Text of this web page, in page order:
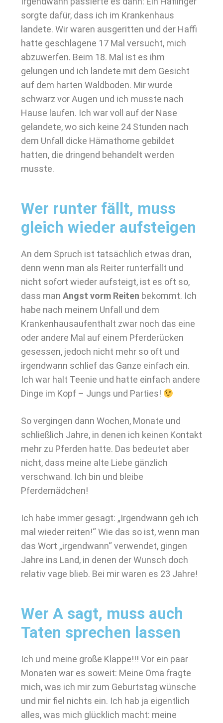
sorgte dafür, dass ich im Krankenhaus
landete. Wir waren ausgeritten und der Haffi
hatte geschlagene 17 Mal versucht, mich
abzuwerfen. Beim 18. Mal ist es ihm
gelungen und ich landete mit dem Gesicht
auf dem harten Waldboden. Mir wurde
schwarz vor Augen und ich musste nach
Hause laufen. Ich war voll auf der Nase
gelandete, wo sich keine 24 Stunden nach
dem Unfall dicke Hämathome gebildet
hatten, die dringend behandelt werden
musste.
Wer runter fällt, muss
gleich wieder aufsteigen
An dem Spruch ist tatsächlich etwas dran,
denn wenn man als Reiter runterfällt und
nicht sofort wieder aufsteigt, ist es oft so,
dass man Angst vorm Reiten bekommt. Ich
habe nach meinem Unfall und dem
Krankenhausaufenthalt zwar noch das eine
oder andere Mal auf einem Pferderücken
gesessen, jedoch nicht mehr so oft und
irgendwann schlief das Ganze einfach ein.
Ich war halt Teenie und hatte einfach andere
Dinge im Kopf – Jungs und Parties!
So vergingen dann Wochen, Monate und
schließlich Jahre, in denen ich keinen Kontakt
mehr zu Pferden hatte. Das bedeutet aber
nicht, dass meine alte Liebe gänzlich
verschwand. Ich bin und bleibe
Pferdemädchen!
Ich habe immer gesagt: „Irgendwann geh ich
mal wieder reiten!“ Wie das so ist, wenn man
das Wort „irgendwann“ verwendet, gingen
Jahre ins Land, in denen der Wunsch doch
relativ vage blieb. Bei mir waren es 23 Jahre!
Wer A sagt, muss auch
Taten sprechen lassen
Ich und meine große Klappe!!! Vor ein paar
Monaten war es soweit: Meine Oma fragte
mich, was ich mir zum Geburtstag wünsche
und mir fiel nichts ein. Ich hab ja eigentlich
alles, was mich glücklich macht: meine